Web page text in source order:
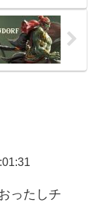
ったしチ